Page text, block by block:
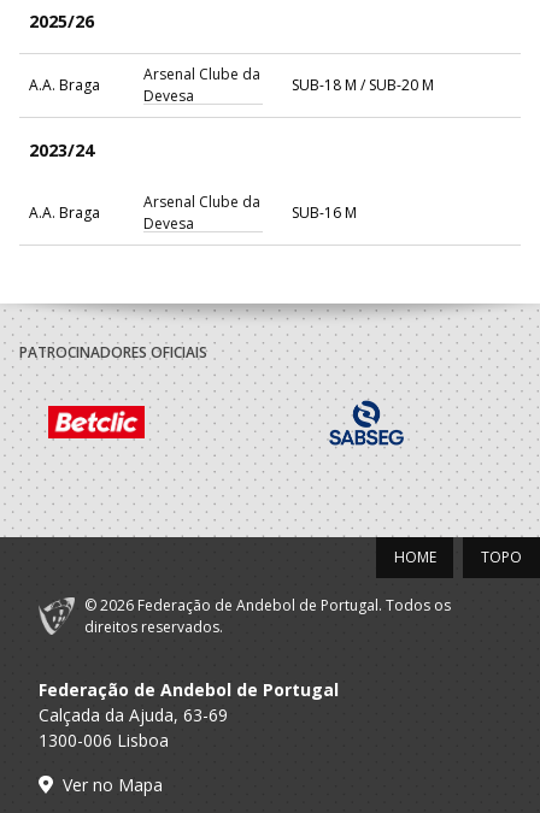
2025/26
A.A. Braga
Arsenal Clube da
Devesa
SUB-18 M / SUB-20 M
2023/24
A.A. Braga
Arsenal Clube da
Devesa
SUB-16 M
PATROCINADORES OFICIAIS
TOPO
HOME
© 2026 Federação de Andebol de Portugal. Todos os
direitos reservados.
Federação de Andebol de Portugal
Calçada da Ajuda, 63-69
1300-006 Lisboa
Ver no Mapa